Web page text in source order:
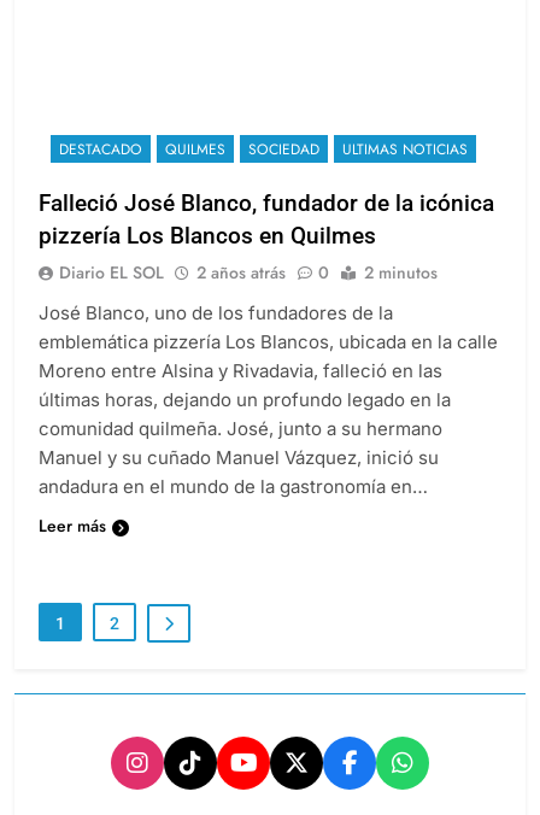
DESTACADO QUILMES SOCIEDAD ULTIMAS NOTICIAS
Falleció José Blanco, fundador de la icónica
pizzería Los Blancos en Quilmes
Diario EL SOL 2 años atrás 0 2 minutos
José Blanco, uno de los fundadores de la
emblemática pizzería Los Blancos, ubicada en la calle
Moreno entre Alsina y Rivadavia, falleció en las
últimas horas, dejando un profundo legado en la
comunidad quilmeña. José, junto a su hermano
Manuel y su cuñado Manuel Vázquez, inició su
andadura en el mundo de la gastronomía en…
Leer más
1 2